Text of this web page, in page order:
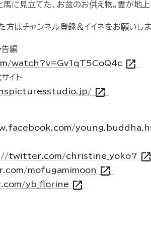
に見立てた、お盆のお供え物。霊が地上
た方はチャンネル登録＆イイネをお願い
編
watch?v=Gv1qT5CoQ4c open_in_new
イト
open_in_new
twitter.com/christine_yoko7 open_in_new
mofugamimoon open_in_new
yb_florine open_in_new